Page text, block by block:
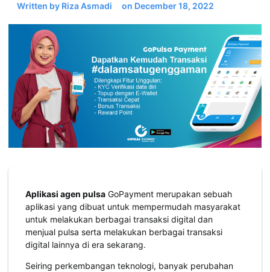
Written by Riza Asmadi on December 18, 2022
Aplikasi agen pulsa GoPayment merupakan sebuah
aplikasi yang dibuat untuk mempermudah masyarakat
untuk melakukan berbagai transaksi digital dan
menjual pulsa serta melakukan berbagai transaksi
digital lainnya di era sekarang.
Seiring perkembangan teknologi, banyak perubahan